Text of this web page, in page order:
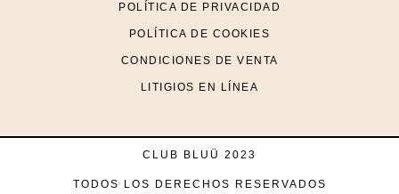
POLÍTICA DE PRIVACIDAD
POLÍTICA DE COOKIES
CONDICIONES DE VENTA
LITIGIOS EN LÍNEA
CLUB BLUÜ 2023
TODOS LOS DERECHOS RESERVADOS